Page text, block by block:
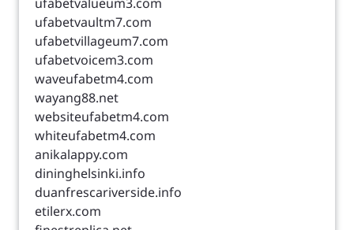
ufabetvaultm7.com
ufabetvillageum7.com
ufabetvoicem3.com
waveufabetm4.com
wayang88.net
websiteufabetm4.com
whiteufabetm4.com
anikalappy.com
dininghelsinki.info
duanfrescariverside.info
etilerx.com